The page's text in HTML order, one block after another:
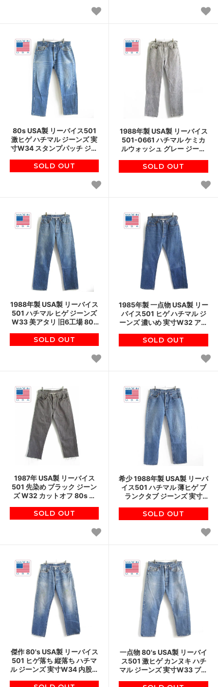
80s USA製 リーバイス501
激ヒゲ ハチマル ジーンズ 実
寸W34 スタンプパッチ ジー
D145
SOLD OUT
1988年製 USA製 リーバイス
501-0661 ハチマル ケミカ
ルウォッシュ グレー ジーン
カ製 ビンテージ D146
SOLD OUT
1988年製 USA製 リーバイス
501 ハチマル ヒゲ ジーンズ
W33 美アタリ 旧6工場 80s
ビンテージ D146
SOLD OUT
1985年製 一点物 USA製 リー
バイス501 ヒゲ ハチマル ジ
ーンズ 濃いめ 実寸W32 アタ
ビンテージ D146
SOLD OUT
1987年 USA製 リーバイス
501 先染め ブラック ジーン
ズ W32 カットオフ 80s ハ
ジ D145
SOLD OUT
希少 1988年製 USA製 リーバ
イス501 ハチマル 薄ヒゲ ブ
ランクタブ ジーンズ 実寸
製 ビンテージ D145
SOLD OUT
傑作 80's USA製 リーバイス
501 ヒゲ落ち 縦落ち ハチマ
ル ジーンズ 実寸W34 内股シ
一点物 80's USA製 リーバイ
ス501 激ヒゲ カンヌキ ハチ
マル ジーンズ 実寸W33 ブラ